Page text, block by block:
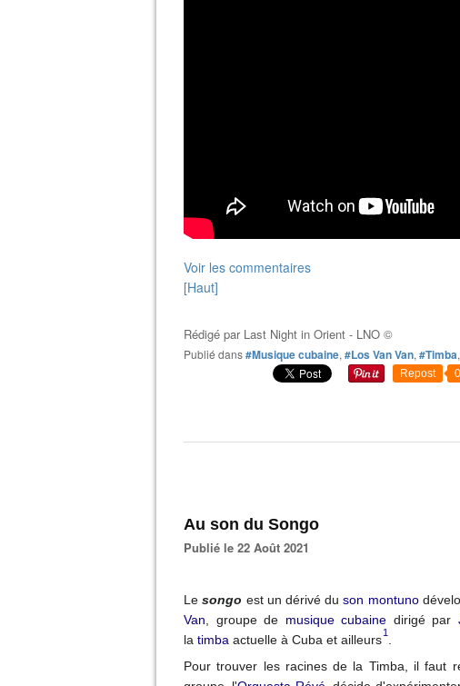
Voir les commentaires
[Haut]
Rédigé par Last Night in Orient - LNO ©
Publié dans#Musique cubaine, #Los Van Van, #Timba,
Repost 0
Au son du Songo
Publié le 22 Août 2021
Le songo est un dérivé du son montuno
Van , groupe de musique cubaine dirigé par
la timba actuelle à Cuba et ailleurs1
Pour trouver les racines de la Timba, il faut